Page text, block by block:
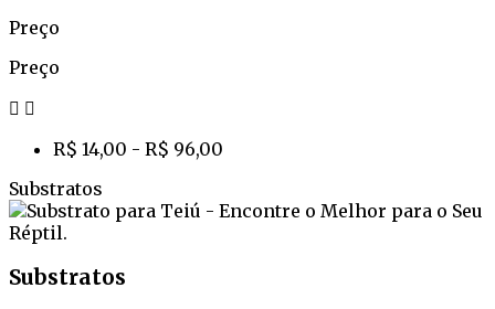
Preço
Preço
 
R$ 14,00 - R$ 96,00
Substratos
Substratos